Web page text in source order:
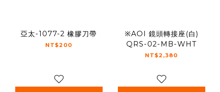
亞太-1077-2 橡膠刀帶
NT$200
※AOI 鏡頭轉接座(白)
QRS-02-MB-WHT
NT$2,380